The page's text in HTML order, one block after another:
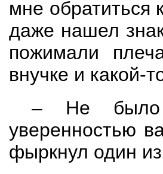
мне обратиться
даже нашел
пожимали
внучке и какой-
– Не было
уверенностью
фыркнул один